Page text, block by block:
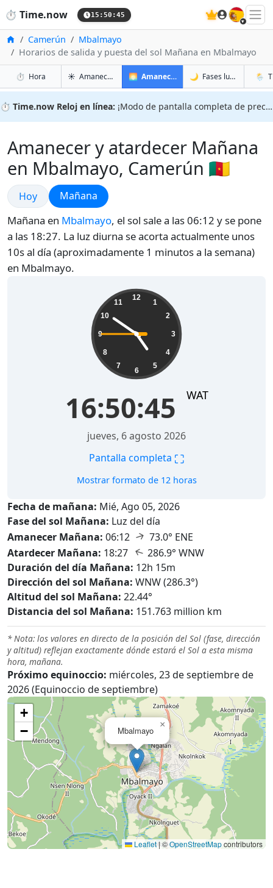
⏱️ Time.now 15:50:46 🇪🇸
InicioCamerún
Mbalmayo
Horarios de salida y puesta del sol Mañana en Mbalmayo
⏱️ Horaen Mbalmayo
☀️ Amanecer y atardecer en Mbalmayo
🌅 Amanecer y atardecer mañana en
🌙 Fases lunares en
🌦️
⏱️ Time.now Reloj en línea: ¡Modo de pantalla completa de precisión!
Amanecer y atardecer Mañana
en Mbalmayo, Camerún 🇨🇲
Amanecer y atardecer
Hoy Amanecer y atardecer
Mañana
Mañana en Mbalmayo, el sol sale a las 06:12 y se pone
a las 18:27. La luz diurna se acorta actualmente unos
10s al día (aproximadamente 1 minutos a la semana)
en Mbalmayo.
12
1
2
3
4
5
6
7
8
9
10
11
16:50:46 WAT
jueves, 6 agosto 2026
Pantalla completa ⛶
Mostrar formato de 12 horas
Fecha de mañana: Mié, Ago 05, 2026
Fase del sol Mañana: Luz del día
Amanecer Mañana: 06:12 ↑ 73.0° ENE
Atardecer Mañana: 18:27 ↑ 286.9° WNW
Duración del día Mañana: 12h 15m
Dirección del sol Mañana: WNW (286.3°)
Altitud del sol Mañana: 22.44°
Distancia del sol Mañana: 151.763 million km
* Nota: los valores en directo de la posición del Sol (fase, dirección
y altitud) reflejan exactamente dónde estará el Sol a esta misma
hora, mañana.
Próximo equinoccio: miércoles, 23 de septiembre de
2026 (Equinoccio de septiembre)
Mbalmayo
×
+
−
Leaflet|©OpenStreetMapcontributors